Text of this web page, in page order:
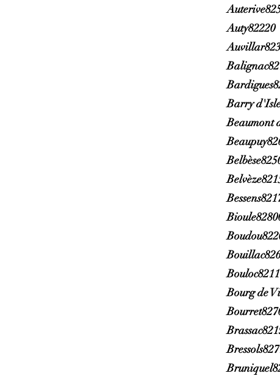
Auty82220
Barry
Beaumont
Bourg de